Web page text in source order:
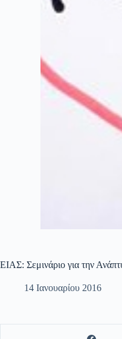
ΕΙΑΣ: Σεμινάριο για την
14 Ιανουαρίου 2016